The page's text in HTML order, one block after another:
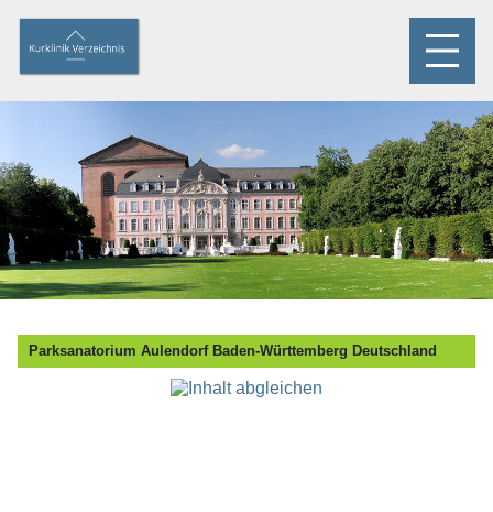
Parksanatorium Aulendorf Baden-Württemberg Deutschland